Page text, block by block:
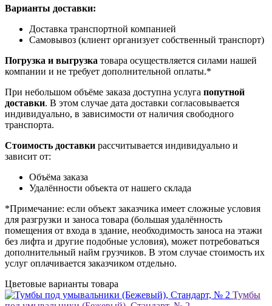
Варианты доставки:
Доставка транспортной компанией
Самовывоз (клиент организует собственный транспорт)
Погрузка и выгрузка товара осуществляется силами нашей
компании и не требует дополнительной оплаты.*
При небольшом объёме заказа доступна услуга попутной
доставки. В этом случае дата доставки согласовывается
индивидуально, в зависимости от наличия свободного
транспорта.
Стоимость доставки рассчитывается индивидуально и
зависит от:
Объёма заказа
Удалённости объекта от нашего склада
*Примечание: если объект заказчика имеет сложные условия
для разгрузки и заноса товара (большая удалённость
помещения от входа в здание, необходимость заноса на этажи
без лифта и другие подобные условия), может потребоваться
дополнительный найм грузчиков. В этом случае стоимость их
услуг оплачивается заказчиком отдельно.
Цветовые варианты товара
Тумбы